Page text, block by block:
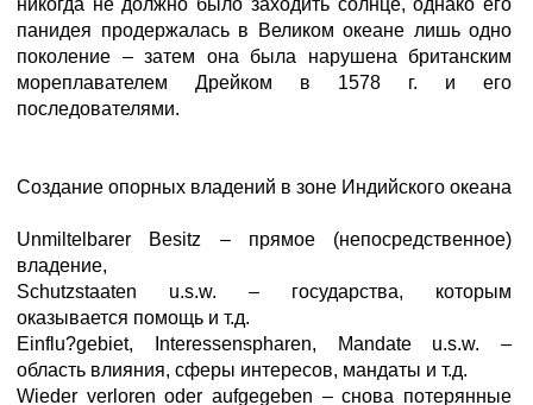
никогда не должно было заходить солнце, однако его
панидея продержалась в Великом океане лишь одно
поколение – затем она была нарушена британским
мореплавателем Дрейком в 1578 г. и его
последователями.
Создание опорных владений в зоне Индийского океана
Unmiltelbarer Besitz – прямое (непосредственное)
владение,
Schutzstaaten u.s.w. – государства, которым
оказывается помощь и т.д.
Einflu?gebiet, Interessenspharen, Mandate u.s.w. –
область влияния, сферы интересов, мандаты и т.д.
Wieder verloren oder aufgegeben – снова потерянные